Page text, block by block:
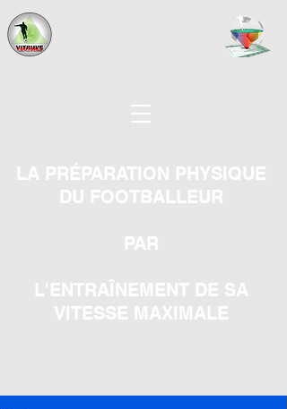
LA PRÉPARATION PHYSIQUE
DU FOOTBALLEUR
PAR
L'ENTRAÎNEMENT DE SA
VITESSE MAXIMALE